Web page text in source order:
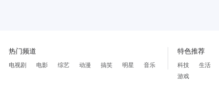
热门频道
电视剧 电影 综艺 动漫 搞笑 明星 音乐
特色推荐
科技
生活
游戏